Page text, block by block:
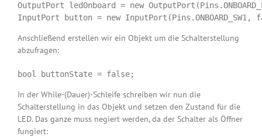
OutputPort ledOnboard = new
InputPort button = new
Anschließend erstellen wir ein Objekt um die Schalterstellung
abzufragen:
bool buttonState = false;
In der While-(Dauer)-Schleife schreiben wir nun die
Schalterstellung in das Objekt und setzen den Zustand für die
LED. Das ganze muss negiert werden, da der Schalter als Öffner
fungiert: